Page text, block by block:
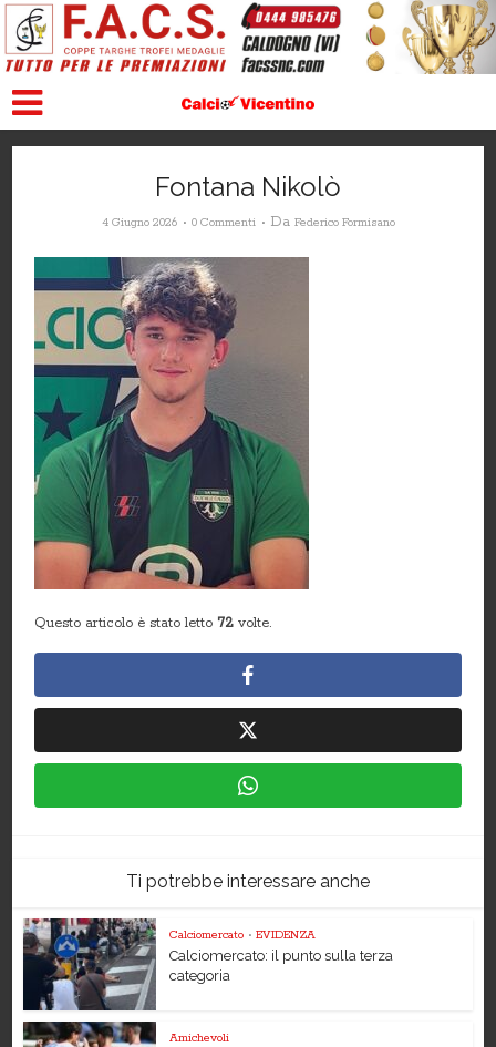
Fontana Nikolò
4 Giugno 2026 0 Commenti Da Federico Formisano
Questo articolo è stato letto 72 volte.
Ti potrebbe interessare anche
Calciomercato • EVIDENZA
Calciomercato: il punto sulla terza
categoria
Amichevoli